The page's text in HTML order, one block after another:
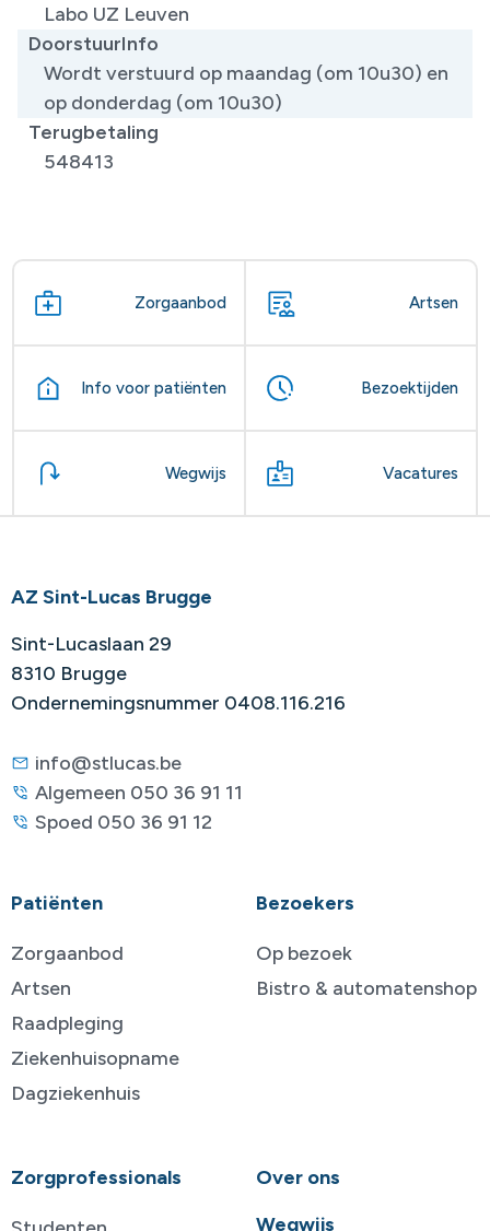
Labo UZ Leuven
DoorstuurInfo
Wordt verstuurd op maandag (om 10u30) en
op donderdag (om 10u30)
Terugbetaling
548413
Zorgaanbod Artsen
Info voor patiënten Bezoektijden
Wegwijs Vacatures
AZ Sint-Lucas Brugge
Sint-Lucaslaan 29
8310 Brugge
Ondernemingsnummer 0408.116.216
info@stlucas.be
Algemeen 050 36 91 11
Spoed 050 36 91 12
Patiënten
Zorgaanbod
Artsen
Raadpleging
Ziekenhuisopname
Dagziekenhuis
Bezoekers
Op bezoek
Bistro & automatenshop
Zorgprofessionals
Over ons
Wegwijs